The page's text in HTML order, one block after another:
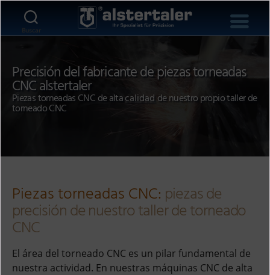
Buscar
Precisión del fabricante de piezas torneadas
CNC alstertaler
Piezas torneadas CNC de altacalidadde nuestro propio taller de
torneado CNC
Piezas torneadas CNC: piezas de
precisión de nuestro taller de torneado
CNC
El área del torneado CNC es un pilar fundamental de
nuestra actividad. En nuestras máquinas CNC de alta